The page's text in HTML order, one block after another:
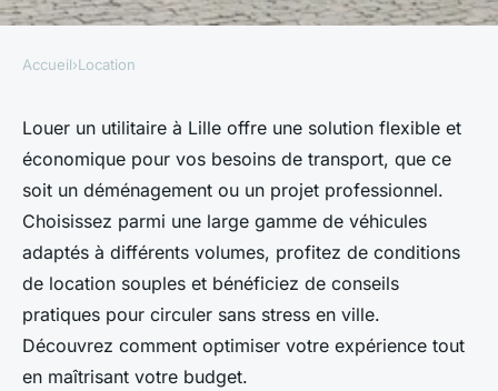
Location utilitaires à lille :
flexibilité et économies en
prime !
Victor•21 septembre 2025•6 min de lecture
Accueil›Location
Louer un utilitaire à Lille offre une solution flexible et
économique pour vos besoins de transport, que ce
soit un déménagement ou un projet professionnel.
Choisissez parmi une large gamme de véhicules
adaptés à différents volumes, profitez de conditions
de location souples et bénéficiez de conseils
pratiques pour circuler sans stress en ville.
Découvrez comment optimiser votre expérience tout
en maîtrisant votre budget.